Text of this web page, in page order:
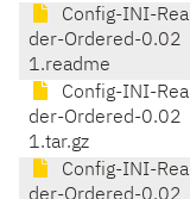
Config-INI-Rea
der-Ordered-0.02
1.readme
Config-INI-Rea
der-Ordered-0.02
1.tar.gz
Config-INI-Rea